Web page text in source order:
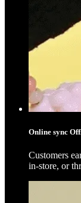
Online sync
Customers
in-store, or